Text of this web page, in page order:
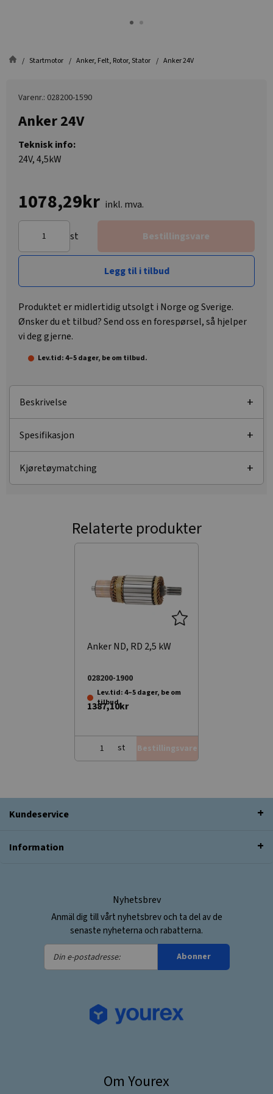
Startmotor Anker, Felt, Rotor, Stator Anker 24V
Varenr.: 028200-1590
Anker 24V
Teknisk info:
24V, 4,5kW
1078,29kr inkl. mva.
st Bestillingsvare
Legg til i tilbud
Produktet er midlertidig utsolgt i Norge og Sverige.
Ønsker du et tilbud? Send oss en forespørsel, så hjelper
vi deg gjerne.
Lev.tid: 4–5 dager, be om tilbud.
Beskrivelse
Spesifikasjon
Kjøretøymatching
Relaterte produkter
Anker ND, RD 2,5 kW
028200-1900
Lev.tid: 4–5 dager, be om
tilbud.
1387,10kr
st Bestillingsvare
Kundeservice
Information
Nyhetsbrev
Anmäl dig till vårt nyhetsbrev och ta del av de
senaste nyheterna och rabatterna.
Din
e-
Abonner
Om Yourex